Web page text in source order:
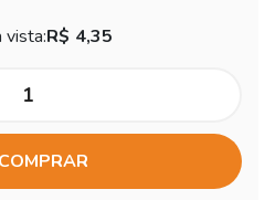
vista:R$ 4,35
COMPRAR